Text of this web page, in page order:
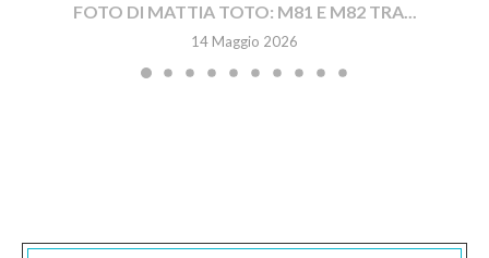
FOTO DI MATTIA TOTO: M81 E M82 TRA...
14 Maggio 2026